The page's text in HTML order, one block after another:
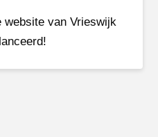
website van Vrieswijk